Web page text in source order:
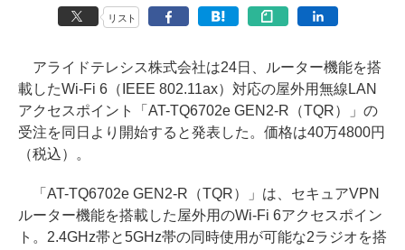
リスト
アライドテレシス株式会社は24日、ルーター機能を搭
載したWi-Fi 6（IEEE 802.11ax）対応の屋外用無線LAN
アクセスポイント「AT-TQ6702e GEN2-R（TQR）」の
受注を同日より開始すると発表した。価格は40万4800円
（税込）。
「AT-TQ6702e GEN2-R（TQR）」は、セキュアVPN
ルーター機能を搭載した屋外用のWi-Fi 6アクセスポイン
ト。2.4GHz帯と5GHz帯の同時使用が可能な2ラジオを搭